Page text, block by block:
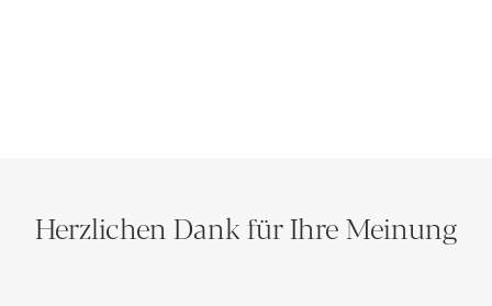
Herzlichen Dank für Ihre Meinung